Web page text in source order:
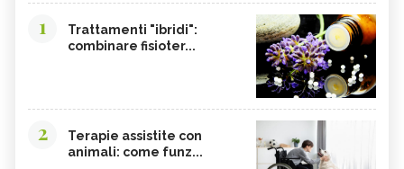
1
Trattamenti "ibridi":
combinare fisioter...
2
Terapie assistite con
animali: come funz...